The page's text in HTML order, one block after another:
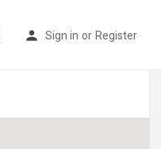
Sign in or Register